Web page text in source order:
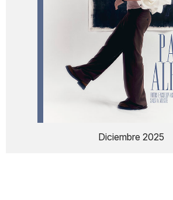
Diciembre 2025